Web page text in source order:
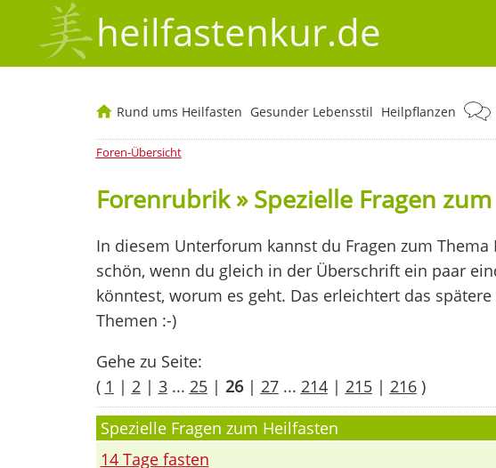
heilfastenkur.de
Rund ums Heilfasten Gesunder Lebensstil Heilpflanzen
Foren-Übersicht
Forenrubrik » Spezielle Fragen
In diesem Unterforum kannst du Fragen zum Thema
schön, wenn du gleich in der Überschrift ein paar
könntest, worum es geht. Das erleichtert das
Themen :-)
Gehe zu Seite:
( 1 | 2| 3... 25| 26| 27... 214| 215| 216)
Spezielle Fragen zum Heilfasten
14 Tage fasten